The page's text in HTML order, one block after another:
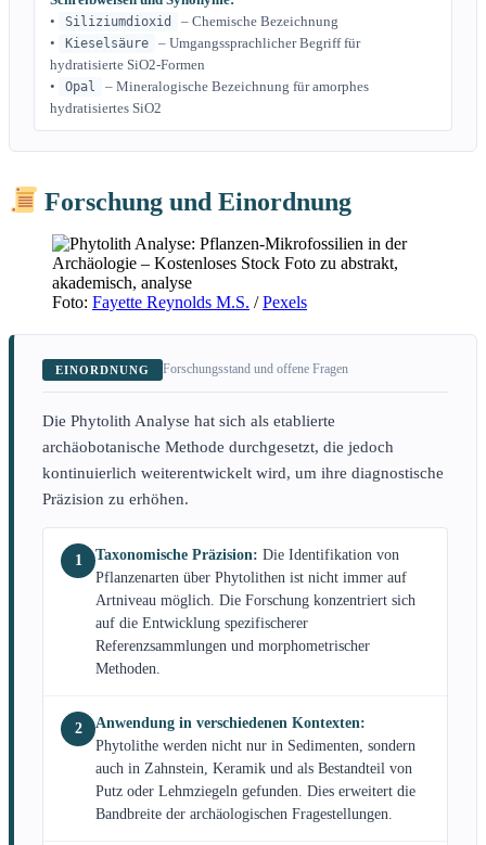
•
Siliziumdioxid
– Chemische Bezeichnung
•
Kieselsäure
– Umgangssprachlicher Begriff für
hydratisierte SiO2-Formen
•
Opal
– Mineralogische Bezeichnung für amorphes
hydratisiertes SiO2
Forschung und Einordnung
Foto: Fayette Reynolds M.S. /Pexels
EINORDNUNG Forschungsstand und offene Fragen
Die Phytolith Analyse hat sich als etablierte
archäobotanische Methode durchgesetzt, die jedoch
kontinuierlich weiterentwickelt wird, um ihre diagnostische
Präzision zu erhöhen.
1 Taxonomische Präzision: Die Identifikation von
Pflanzenarten über Phytolithen ist nicht immer auf
Artniveau möglich. Die Forschung konzentriert sich
auf die Entwicklung spezifischerer
Referenzsammlungen und morphometrischer
Methoden.
2
Anwendung in verschiedenen Kontexten:
Phytolithe werden nicht nur in Sedimenten, sondern
auch in Zahnstein, Keramik und als Bestandteil von
Putz oder Lehmziegeln gefunden. Dies erweitert die
Bandbreite der archäologischen Fragestellungen.